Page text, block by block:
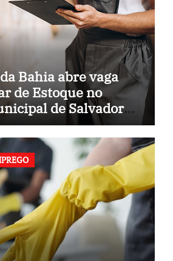
Bahia abre vaga
de Estoque no
de Salvador